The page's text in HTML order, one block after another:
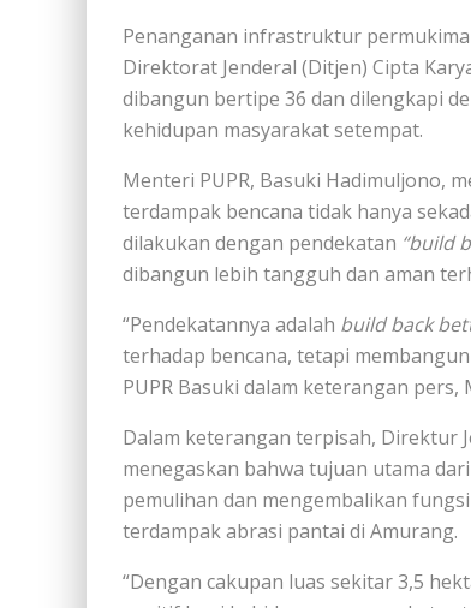
Penanganan infrastruktur
Direktorat Jenderal (Ditjen) Cipta
dibangun bertipe 36 dan dilengkapi
kehidupan masyarakat setempat.
Menteri PUPR, Basuki Hadimuljono,
terdampak bencana tidak hanya
dilakukan dengan pendekatan “build
dibangun lebih tangguh dan aman
“Pendekatannya adalah build back
terhadap bencana, tetapi
PUPR Basuki dalam keterangan pers,
Dalam keterangan terpisah, Direktur
menegaskan bahwa tujuan utama
pemulihan dan mengembalikan
terdampak abrasi pantai di Amurang.
“Dengan cakupan luas sekitar 3,5